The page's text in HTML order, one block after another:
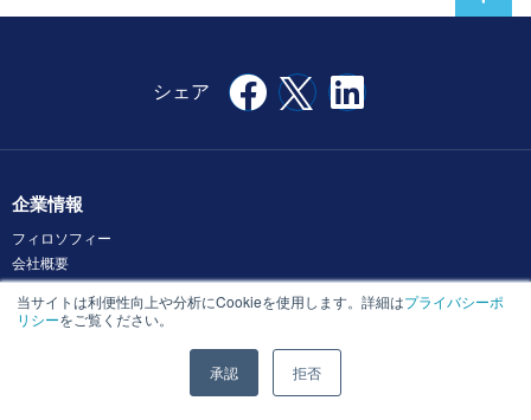
当サイトは利便性向上や分析にCookieを使用します。詳細はプライバシーポ
リシーをご覧ください。
承認 拒否
企業情報
フィロソフィー
会社概要
福利厚生